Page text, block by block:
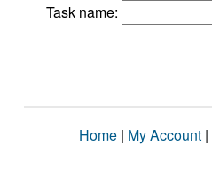
Task name:
Home | My Account |